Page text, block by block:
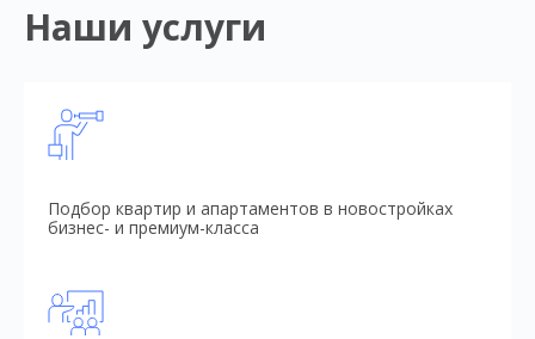
Наши услуги
Подбор квартир и апартаментов в новостройках
бизнес- и премиум-класса